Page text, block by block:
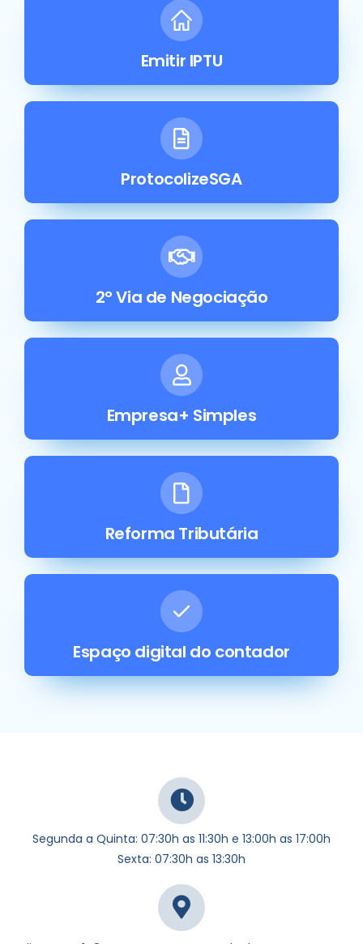
Emitir IPTU
ProtocolizeSGA
2° Via de Negociação
Empresa+ Simples
Reforma Tributária
Espaço digital do contador
Segunda a Quinta: 07:30h as 11:30h e 13:00h as 17:00h
Sexta: 07:30h as 13:30h